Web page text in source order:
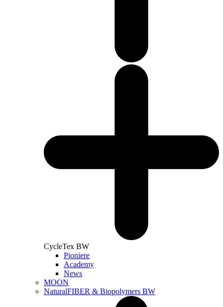
CycleTex BW
Pioniere
Academy
News
MOON
NaturalFIBER & Biopolymers BW